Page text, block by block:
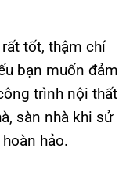
tốt, thậm chí
bạn muốn đảm
trình nội thất
sàn nhà khi sử
hảo.